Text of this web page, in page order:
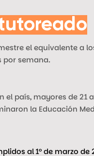
el equivalente a
por semana.
país, mayores de 21
la Educación
al 1° de marzo de